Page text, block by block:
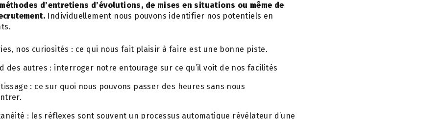
d’entretiens d’évolutions, de mises en situations ou même de
Individuellement nous pouvons identifier nos potentiels en
nos curiosités : ce qui nous fait plaisir à faire est une bonne piste.
des autres : interroger notre entourage sur ce qu’il voit de nos facilités
: ce sur quoi nous pouvons passer des heures sans nous
: les réflexes sont souvent un processus automatique révélateur d’une